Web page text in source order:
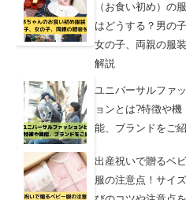
（お食い初め）の
はどうする？男の子
女の子、両親の服
解説
ユニバーサルファ
ョンとは?特徴や機
能、ブランドをご
出産祝いで贈るベ
服の注意点！サイ